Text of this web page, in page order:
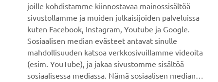
© Copyright - 2026 Yamaha Motor Europe N.V. - All Rights
Reserved
joille kohdistamme kiinnostavaa mainossisältöä
sivustollamme ja muiden julkaisijoiden palveluissa
kuten Facebook, Instagram, Youtube ja Google.
Sosiaalisen median evästeet antavat sinulle
mahdollisuuden katsoa verkkosivuillamme videoita
(esim. YouTube), ja jakaa sivustomme sisältöä
sosiaalisessa mediassa. Nämä sosiaalisen median